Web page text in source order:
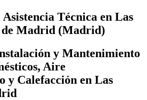
Asistencia Técnica en Las
de Madrid (Madrid)
y Mantenimiento
Aire
y Calefacción en Las